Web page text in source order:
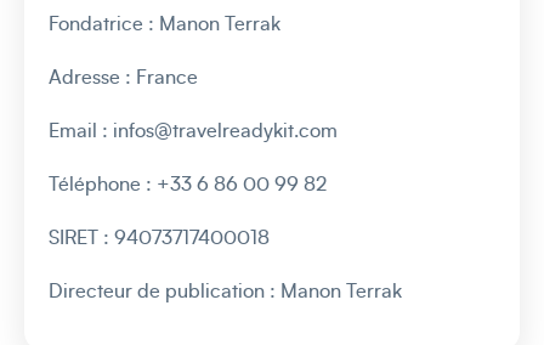
Fondatrice : Manon Terrak
Adresse : France
Email : infos@travelreadykit.com
Téléphone : +33 6 86 00 99 82
SIRET : 94073717400018
Directeur de publication : Manon Terrak